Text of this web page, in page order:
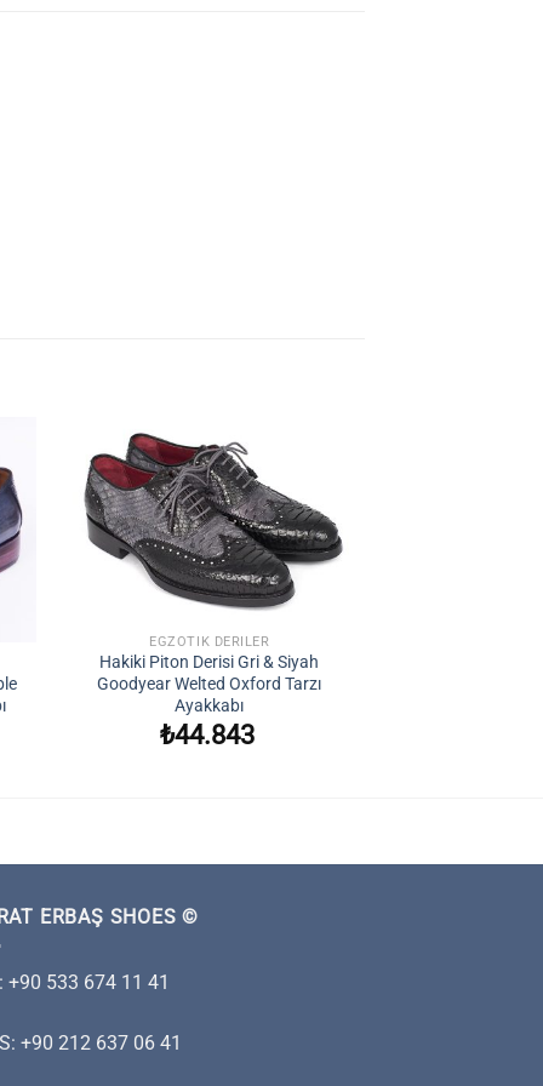
EGZOTIK DERILER
Hakiki Piton Derisi Gri & Siyah
Goodyear Welted Oxford Tarzı
Ayakkabı
₺44.843
ERBAŞ SHOES ©
+90 533 674 11 41
+90 212 637 06 41